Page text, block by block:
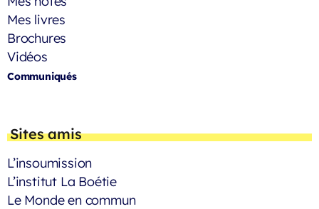
Mes livres
Brochures
Vidéos
Communiqués
Sites amis
L’insoumission
L’institut La Boétie
Le Monde en commun